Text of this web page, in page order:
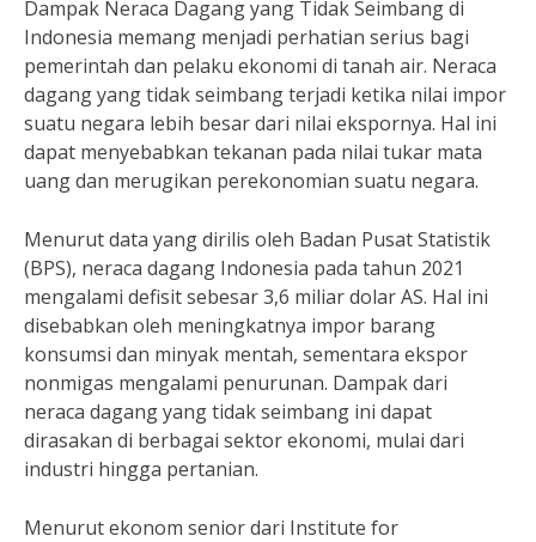
Dampak Neraca Dagang yang Tidak Seimbang di
Indonesia memang menjadi perhatian serius bagi
pemerintah dan pelaku ekonomi di tanah air. Neraca
dagang yang tidak seimbang terjadi ketika nilai impor
suatu negara lebih besar dari nilai ekspornya. Hal ini
dapat menyebabkan tekanan pada nilai tukar mata
uang dan merugikan perekonomian suatu negara.
Menurut data yang dirilis oleh Badan Pusat Statistik
(BPS), neraca dagang Indonesia pada tahun 2021
mengalami defisit sebesar 3,6 miliar dolar AS. Hal ini
disebabkan oleh meningkatnya impor barang
konsumsi dan minyak mentah, sementara ekspor
nonmigas mengalami penurunan. Dampak dari
neraca dagang yang tidak seimbang ini dapat
dirasakan di berbagai sektor ekonomi, mulai dari
industri hingga pertanian.
Menurut ekonom senior dari Institute for